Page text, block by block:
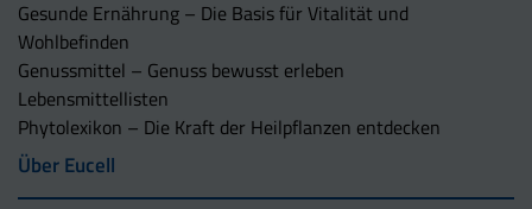
Gesunde Ernährung – Die Basis für Vitalität und
Wohlbefinden
Genussmittel – Genuss bewusst erleben
Lebensmittellisten
Phytolexikon – Die Kraft der Heilpflanzen entdecken
Über Eucell